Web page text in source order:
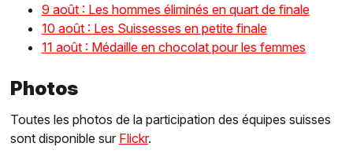
9 août : Les hommes éliminés en quart de finale
10 août : Les Suissesses en petite finale
11 août : Médaille en chocolat pour les femmes
Photos
Toutes les photos de la participation des équipes suisses
sont disponible sur Flickr.